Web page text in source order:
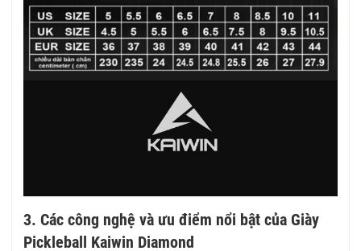
3. Các công nghệ và ưu điểm nổi bật của Giày
Pickleball Kaiwin Diamond